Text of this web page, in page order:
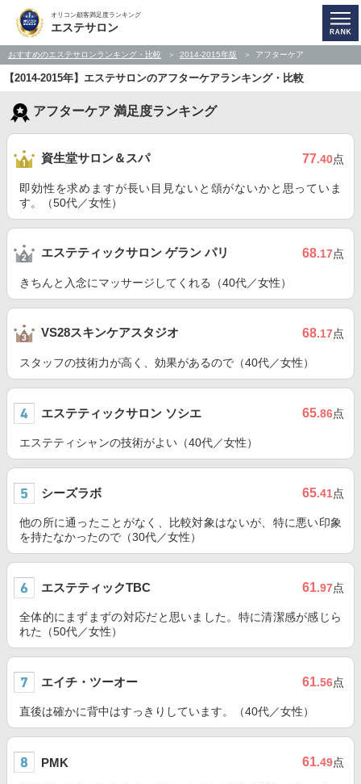
オリコン顧客満足度ランキング
エステサロン
おすすめのエステサロンランキング・比較 2014-2015年版 アフターケア
【2014-2015年】エステサロンのアフターケアランキング・比較
アフターケア 満足度ランキング
資生堂サロン＆スパ 77.40点
即効性を求めますが長い目見ないと頌がないかと思っていま
す。（50代／女性）
エステティックサロン ゲラン パリ 68.17点
きちんと入念にマッサージしてくれる（40代／女性）
VS28スキンケアスタジオ 68.17点
スタッフの技術力が高く、効果があるので（40代／女性）
エステティックサロン ソシエ 65.86点
エステティシャンの技術がよい（40代／女性）
シーズラボ 65.41点
他の所に通ったことがなく、比較対象はないが、特に悪い印象
を持たなかったので（30代／女性）
エステティックTBC 61.97点
全体的にまずまずの対応だと思いました。特に清潔感が感じら
れた（50代／女性）
エイチ・ツーオー 61.56点
直後は確かに背中はすっきりしています。（40代／女性）
PMK 61.49点